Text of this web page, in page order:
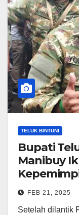
TELUK BINTUNI
Bupati
Manibuy
FEB 21, 2025
Setelah dilantik